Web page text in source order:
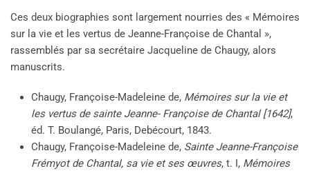
Ces deux biographies sont largement nourries des « Mémoires
sur la vie et les vertus de Jeanne-Françoise de Chantal »,
rassemblés par sa secrétaire Jacqueline de Chaugy, alors
manuscrits.
Chaugy, Françoise-Madeleine de, Mémoires sur la vie et
les vertus de sainte Jeanne- Françoise de Chantal [1642],
éd. T. Boulangé, Paris, Debécourt, 1843.
Chaugy, Françoise-Madeleine de, Sainte Jeanne-Françoise
Frémyot de Chantal, sa vie et ses œuvres, t. I, Mémoires